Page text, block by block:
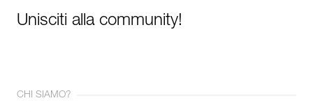
Unisciti alla community!
CHI SIAMO?